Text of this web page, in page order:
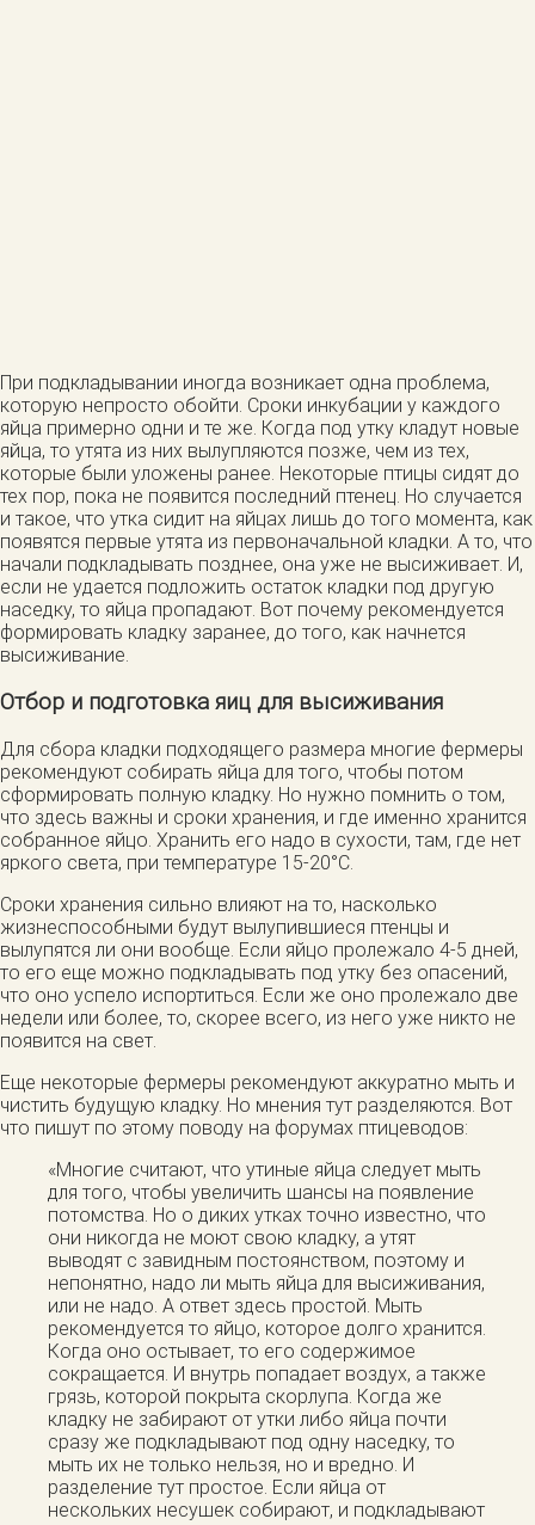
При подкладывании иногда возникает одна проблема,
которую непросто обойти. Сроки инкубации у каждого
яйца примерно одни и те же. Когда под утку кладут новые
яйца, то утята из них вылупляются позже, чем из тех,
которые были уложены ранее. Некоторые птицы сидят до
тех пор, пока не появится последний птенец. Но случается
и такое, что утка сидит на яйцах лишь до того момента, как
появятся первые утята из первоначальной кладки. А то, что
начали подкладывать позднее, она уже не высиживает. И,
если не удается подложить остаток кладки под другую
наседку, то яйца пропадают. Вот почему рекомендуется
формировать кладку заранее, до того, как начнется
высиживание.
Отбор и подготовка яиц для высиживания
Для сбора кладки подходящего размера многие фермеры
рекомендуют собирать яйца для того, чтобы потом
сформировать полную кладку. Но нужно помнить о том,
что здесь важны и сроки хранения, и где именно хранится
собранное яйцо. Хранить его надо в сухости, там, где нет
яркого света, при температуре 15-20°С.
Сроки хранения сильно влияют на то, насколько
жизнеспособными будут вылупившиеся птенцы и
вылупятся ли они вообще. Если яйцо пролежало 4-5 дней,
то его еще можно подкладывать под утку без опасений,
что оно успело испортиться. Если же оно пролежало две
недели или более, то, скорее всего, из него уже никто не
появится на свет.
Еще некоторые фермеры рекомендуют аккуратно мыть и
чистить будущую кладку. Но мнения тут разделяются. Вот
что пишут по этому поводу на форумах птицеводов:
«Многие считают, что утиные яйца следует мыть
для того, чтобы увеличить шансы на появление
потомства. Но о диких утках точно известно, что
они никогда не моют свою кладку, а утят
выводят с завидным постоянством, поэтому и
непонятно, надо ли мыть яйца для высиживания,
или не надо. А ответ здесь простой. Мыть
рекомендуется то яйцо, которое долго хранится.
Когда оно остывает, то его содержимое
сокращается. И внутрь попадает воздух, а также
грязь, которой покрыта скорлупа. Когда же
кладку не забирают от утки либо яйца почти
сразу же подкладывают под одну наседку, то
мыть их не только нельзя, но и вредно. И
разделение тут простое. Если яйца от
нескольких несушек собирают, и подкладывают